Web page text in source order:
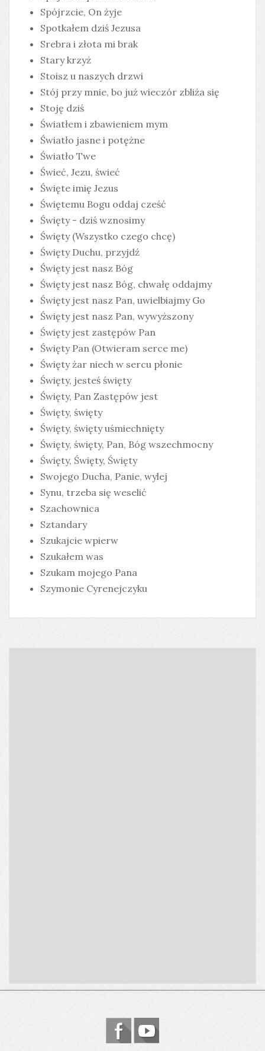
Spójrzcie, On żyje
Spotkałem dziś Jezusa
Srebra i złota mi brak
Stary krzyż
Stoisz u naszych drzwi
Stój przy mnie, bo już wieczór zbliża się
Stoję dziś
Światłem i zbawieniem mym
Światło jasne i potężne
Światło Twe
Świeć, Jezu, świeć
Święte imię Jezus
Świętemu Bogu oddaj cześć
Święty - dziś wznosimy
Święty (Wszystko czego chcę)
Święty Duchu, przyjdź
Święty jest nasz Bóg
Święty jest nasz Bóg, chwałę oddajmy
Święty jest nasz Pan, uwielbiajmy Go
Święty jest nasz Pan, wywyższony
Święty jest zastępów Pan
Święty Pan (Otwieram serce me)
Święty żar niech w sercu płonie
Święty, jesteś święty
Święty, Pan Zastępów jest
Święty, święty
Święty, święty uśmiechnięty
Święty, święty, Pan, Bóg wszechmocny
Święty, Święty, Święty
Swojego Ducha, Panie, wylej
Synu, trzeba się weselić
Szachownica
Sztandary
Szukajcie wpierw
Szukałem was
Szukam mojego Pana
Szymonie Cyrenejczyku